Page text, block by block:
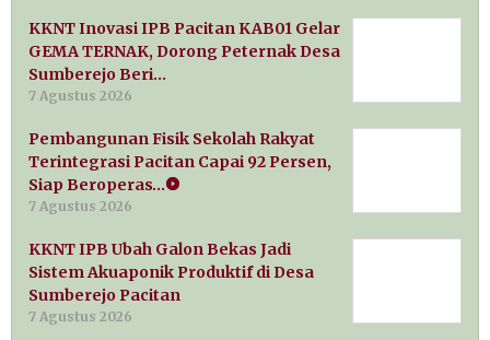
KKNT Inovasi IPB Pacitan KAB01 Gelar
GEMA TERNAK, Dorong Peternak Desa
Sumberejo Beri…
7 Agustus 2026
Pembangunan Fisik Sekolah Rakyat
Terintegrasi Pacitan Capai 92 Persen,
Siap Beroperas…
7 Agustus 2026
KKNT IPB Ubah Galon Bekas Jadi
Sistem Akuaponik Produktif di Desa
Sumberejo Pacitan
7 Agustus 2026